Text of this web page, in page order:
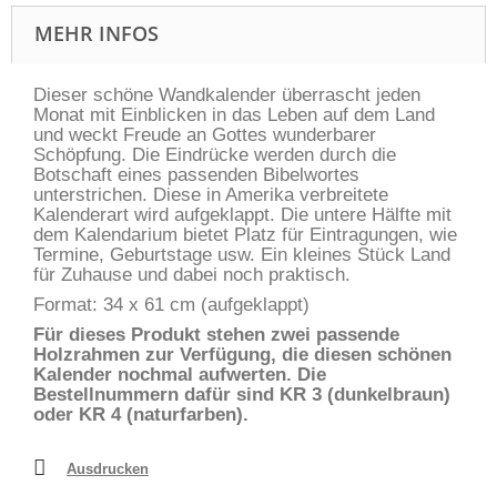
MEHR INFOS
Dieser schöne Wandkalender überrascht jeden
Monat mit Einblicken in das Leben auf dem Land
und weckt Freude an Gottes wunderbarer
Schöpfung. Die Eindrücke werden durch die
Botschaft eines passenden Bibelwortes
unterstrichen. Diese in Amerika verbreitete
Kalenderart wird aufgeklappt. Die untere Hälfte mit
dem Kalendarium bietet Platz für Eintragungen, wie
Termine, Geburtstage usw. Ein kleines Stück Land
für Zuhause und dabei noch praktisch.
Format: 34 x 61 cm (aufgeklappt)
Für dieses Produkt stehen zwei passende
Holzrahmen zur Verfügung, die diesen schönen
Kalender nochmal aufwerten. Die
Bestellnummern dafür sind KR 3 (dunkelbraun)
oder KR 4 (naturfarben).
Ausdrucken